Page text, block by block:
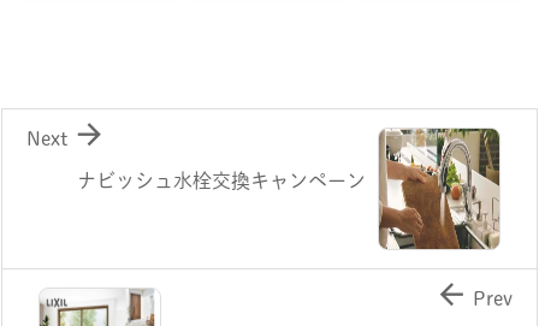
ナビッシュ水栓交換キャンペーン

Next
 Prev